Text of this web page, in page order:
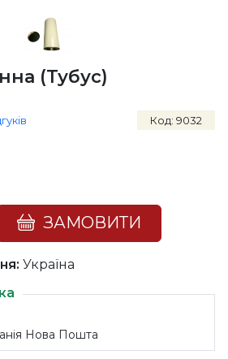
(Тубус)
Код: 9032
ЗАМОВИТИ
Україна
Нова Пошта